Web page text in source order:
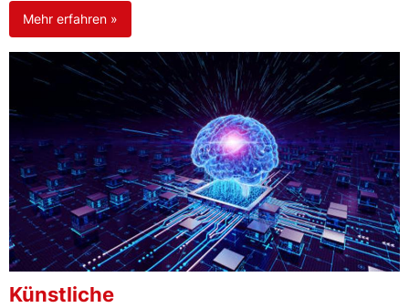
Mehr erfahren »
Künstliche